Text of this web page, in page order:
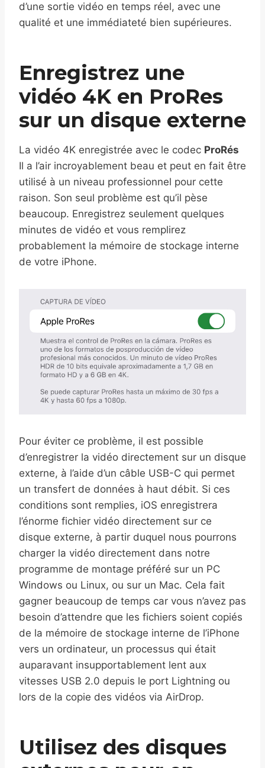
d’une sortie vidéo en temps réel, avec une
qualité et une immédiateté bien supérieures.
Enregistrez une
vidéo 4K en ProRes
sur un disque externe
La vidéo 4K enregistrée avec le codec ProRés
Il a l’air incroyablement beau et peut en fait être
utilisé à un niveau professionnel pour cette
raison. Son seul problème est qu’il pèse
beaucoup. Enregistrez seulement quelques
minutes de vidéo et vous remplirez
probablement la mémoire de stockage interne
de votre iPhone.
Pour éviter ce problème, il est possible
d’enregistrer la vidéo directement sur un disque
externe, à l’aide d’un câble USB-C qui permet
un transfert de données à haut débit. Si ces
conditions sont remplies, iOS enregistrera
l’énorme fichier vidéo directement sur ce
disque externe, à partir duquel nous pourrons
charger la vidéo directement dans notre
programme de montage préféré sur un PC
Windows ou Linux, ou sur un Mac. Cela fait
gagner beaucoup de temps car vous n’avez pas
besoin d’attendre que les fichiers soient copiés
de la mémoire de stockage interne de l’iPhone
vers un ordinateur, un processus qui était
auparavant insupportablement lent aux
vitesses USB 2.0 depuis le port Lightning ou
lors de la copie des vidéos via AirDrop.
Utilisez des disques